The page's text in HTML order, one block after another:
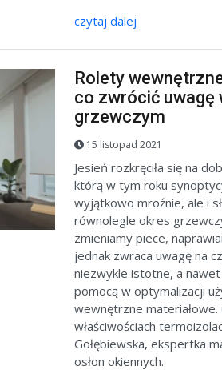
czytaj dalej
Rolety
co zwrócić uwagę
grzewczym
15 listopad 2021
Jesień rozkręciła się na
którą w tym roku
wyjątkowo mroźnie, ale i
równolegle okres
zmieniamy piece,
jednak zwraca uwagę na
niezwykle istotne, a
pomocą w optymalizacji
wewnętrzne materiałowe.
właściwościach
Gołębiewska, ekspertka
osłon okiennych.